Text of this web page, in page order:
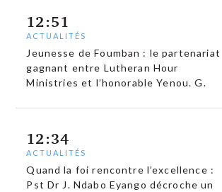
12:51
ACTUALITÉS
Jeunesse de Foumban : le partenariat
gagnant entre Lutheran Hour
Ministries et l’honorable Yenou. G.
12:34
ACTUALITÉS
Quand la foi rencontre l’excellence :
Pst Dr J. Ndabo Eyango décroche un